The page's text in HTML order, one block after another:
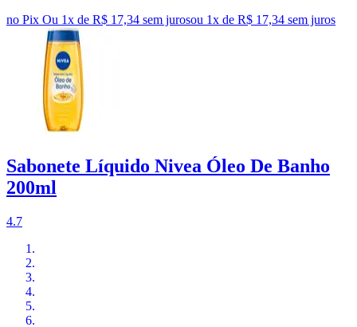
no Pix Ou 1x de R$ 17,34 sem jurosou 1x de R$ 17,34 sem juros
Sabonete Líquido Nivea Óleo De Banho
200ml
4.7